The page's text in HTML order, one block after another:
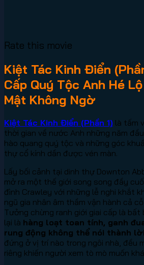
Rate this movie
Kiệt Tác Kinh Điển
Cấp Quý Tộc Anh Hé
Mật Không Ngờ
Kiệt Tác Kinh Điển (Phần 1) là tấm
thời gian về nước Anh những năm
hào quang quý tộc và những góc
thự cổ kính dần được vén màn.
Lấy bối cảnh tại dinh thự Downton
mở ra một thế giới song song đầy
đình Crawley với những lễ nghi khắt
ngũ gia nhân âm thầm vận hành cả
Tưởng chừng ranh giới giai cấp là bất
lại là hàng loạt toan tính, ganh
rung động không thể nói thành lời
đứng ở vị trí nào trong ngôi nhà, đều
riêng khiến người xem tò mò muốn